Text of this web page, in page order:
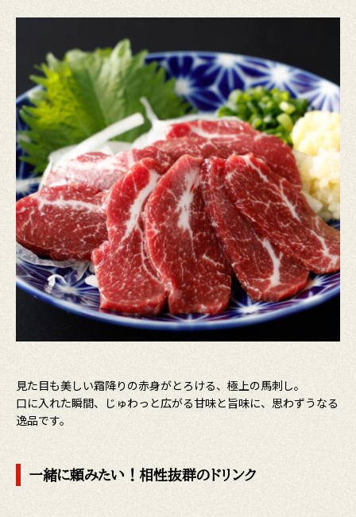
見た目も美しい霜降りの赤身がとろける、極上の馬刺し。
口に入れた瞬間、じゅわっと広がる甘味と旨味に、思わずうなる
逸品です。
一緒に頼みたい！相性抜群のドリンク